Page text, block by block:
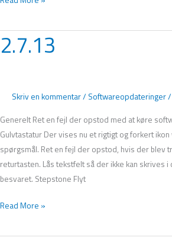
2.7.13
Skriv en kommentar/ Softwareopdateringer/
Generelt Ret en fejl der opstod med at køre
Gulvtastatur Der vises nu et rigtigt og forkert
spørgsmål. Ret en fejl der opstod, hvis der blev
returtasten. Lås tekstfelt så der ikke kan skrives
besvaret. Stepstone Flyt
2.7.13
Read More »